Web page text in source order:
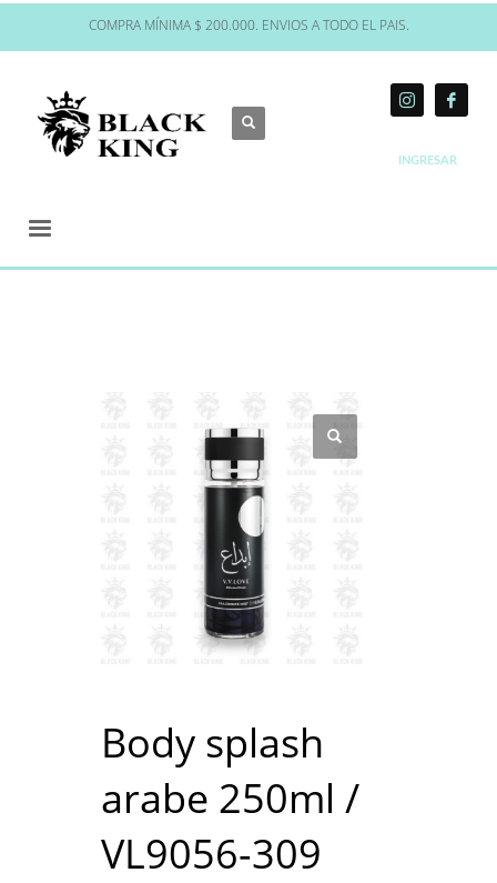
COMPRA MÍNIMA $ 200.000. ENVIOS A TODO EL PAIS.
INGRESAR
Body splash
arabe 250ml /
VL9056-309